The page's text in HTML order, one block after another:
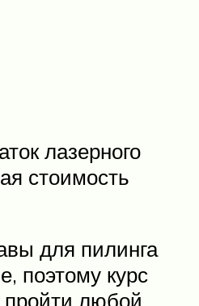
лазерного
стоимость
для пилинга
поэтому курс
любой